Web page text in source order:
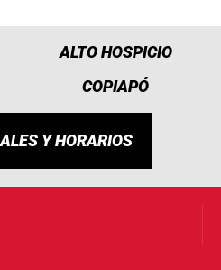
ALTO HOSPICIO
COPIAPÓ
Y HORARIOS